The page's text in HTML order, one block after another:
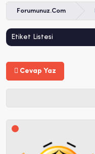
Forumunuz.Com
Etiket Listesi
Cevap Yaz